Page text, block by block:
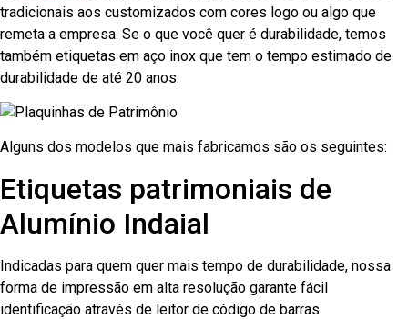
tradicionais aos customizados com cores logo ou algo que
remeta a empresa. Se o que você quer é durabilidade, temos
também etiquetas em aço inox que tem o tempo estimado de
durabilidade de até 20 anos.
Alguns dos modelos que mais fabricamos são os seguintes:
Etiquetas patrimoniais de
Alumínio Indaial
Indicadas para quem quer mais tempo de durabilidade, nossa
forma de impressão em alta resolução garante fácil
identificação através de leitor de código de barras